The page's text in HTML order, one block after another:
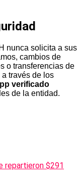
nunca solicita a sus
cambios de
o transferencias de
través de los
verificado
de la entidad.